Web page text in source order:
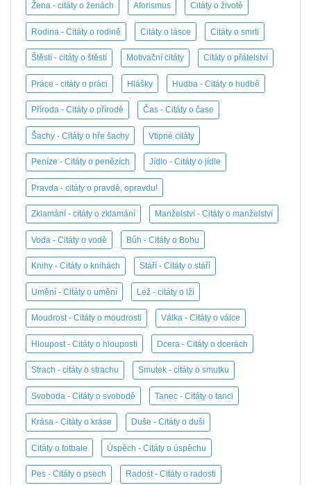
Žena - citáty o ženách Aforismus Citáty o životě
Rodina - Citáty o rodině Citáty o lásce Citáty o smrti
Štěstí - citáty o štěstí Motivační citáty Citáty o přátelství
Práce - citáty o práci Hlášky Hudba - Citáty o hudbě
Příroda - Citáty o přírodě Čas - Citáty o čase
Šachy - Citáty o hře šachy Vtipné citáty
Peníze - Citáty o penězích Jídlo - Citáty o jídle
Pravda - citáty o pravdě, opravdu!
Zklamání - citáty o zklamání Manželství - Citáty o manželství
Voda - Citáty o vodě Bůh - Citáty o Bohu
Knihy - Citáty o knihách Stáří - Citáty o stáří
Umění - Citáty o umění Lež - citáty o lži
Moudrost - Citáty o moudrosti Válka - Citáty o válce
Hloupost - Citáty o hlouposti Dcera - Citáty o dcerách
Strach - citáty o strachu Smutek - citáty o smutku
Svoboda - Citáty o svobodě Tanec - Citáty o tanci
Krása - Citáty o kráse Duše - Citáty o duši
Citáty o fotbale Úspěch - Citáty o úspěchu
Pes - Citáty o psech Radost - Citáty o radosti